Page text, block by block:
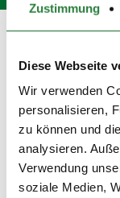
Zustimmung
Diese Webseite
Wir verwenden
personalisieren,
zu können und
analysieren.
Verwendung
soziale Medien,
Mo.
oder
Unsere Onlinehilfe